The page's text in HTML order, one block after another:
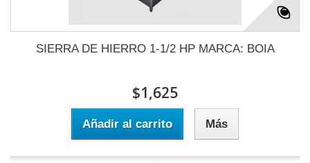
SIERRA DE HIERRO 1-1/2 HP MARCA: BOIA
$1,625
Añadir al carrito Más